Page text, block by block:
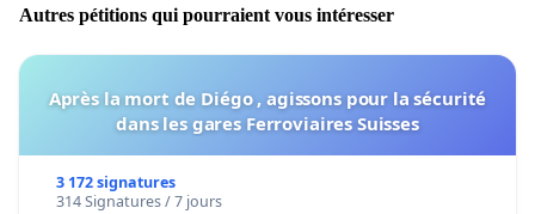
Autres pétitions qui pourraient vous intéresser
Après la mort de Diégo , agissons pour la sécurité
dans les gares Ferroviaires Suisses
3 172 signatures
314 Signatures / 7 jours